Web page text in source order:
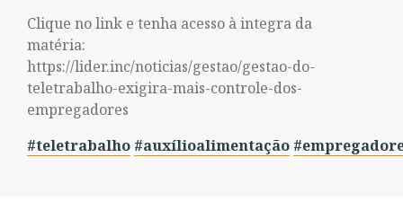
Clique no link e tenha acesso à integra da
matéria:
https://lider.inc/noticias/gestao/gestao-do-
teletrabalho-exigira-mais-controle-dos-
empregadores
#teletrabalho #auxílioalimentação